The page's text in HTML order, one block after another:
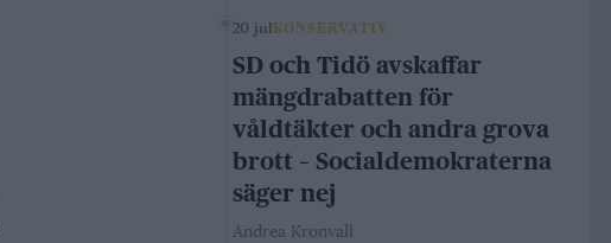
20 jul KONSERVATIV
SD och Tidö avskaffar
mängdrabatten för
våldtäkter och andra grova
brott – Socialdemokraterna
säger nej
Andrea Kronvall